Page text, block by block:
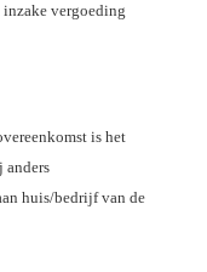
vergoeding
is het
anders
huis/bedrijf van de